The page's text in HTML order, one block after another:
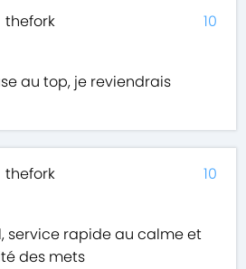
thefork
au top, je reviendrais
10
thefork
service rapide au calme et
des mets
10